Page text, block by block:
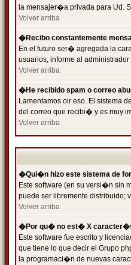
la mensajer�a privada para Ud.
Volver arriba
�Recibo constantemente
En el futuro ser� agregada la
usuarios, informe al
Volver arriba
�He recibido spam o correo
Lamentamos oir eso. El sistema
del correo que recibi� y es muy
Volver arriba
�Qui�n hizo este sistema de
Este software (en su versi�n sin
puede ser libremente distribuido;
Volver arriba
�Por qu� no est� X
Este software fue escrito y
que tiene lo que decir el Grupo
la programaci�n de nuevas